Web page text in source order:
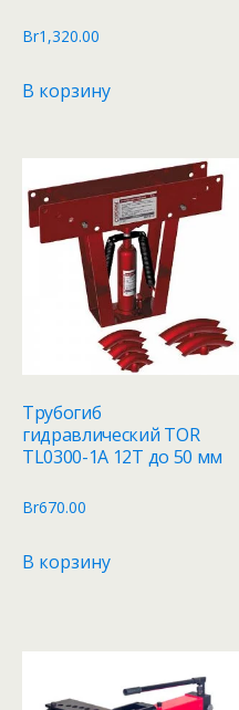
Br1,320.00
В корзину
Трубогиб
гидравлический TOR
TL0300-1A 12T до 50 мм
Br670.00
В корзину